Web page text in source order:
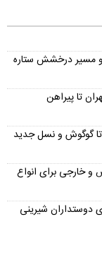
و مسیر درخشش ستاره
تا پیراهن
تا گوگوش و نسل جدید
بامزه، خاص و خارجی برای انواع
دوستداران شیرینی